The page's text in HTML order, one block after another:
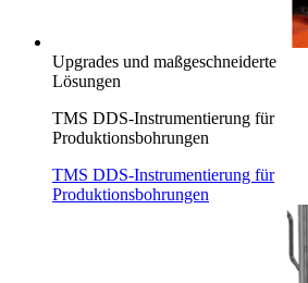
Upgrades und maßgeschneiderte
Lösungen
TMS DDS-Instrumentierung für
Produktionsbohrungen
TMS DDS-Instrumentierung für
Produktionsbohrungen